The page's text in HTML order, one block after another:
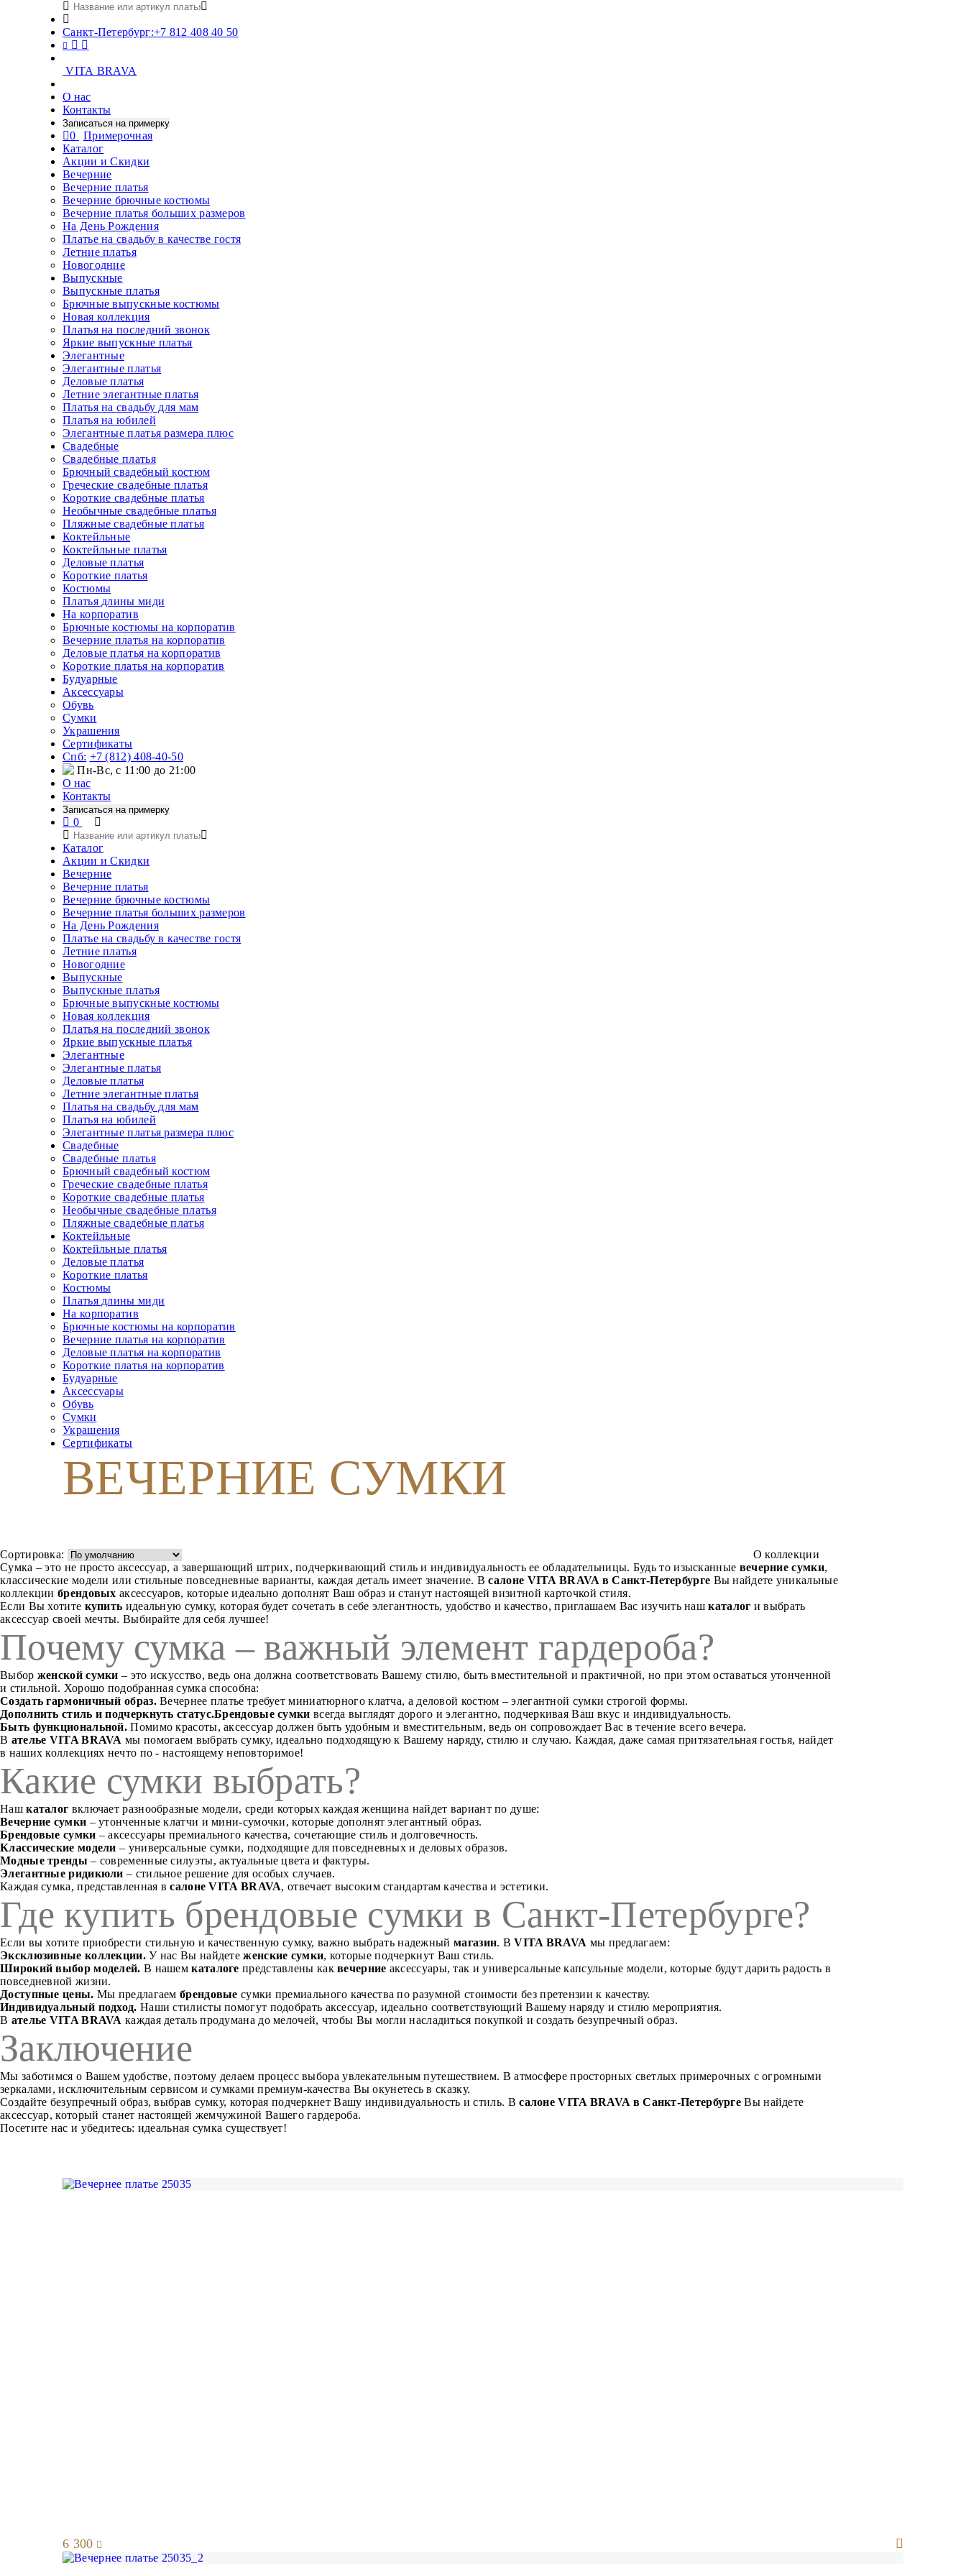
Санкт-Петербург:+7 812 408 40 50
VITA BRAVA
О нас
Контакты
Записаться на примерку
0
Примерочная
Каталог
Акции и Скидки
Вечерние
Вечерние платья
Вечерние брючные костюмы
Вечерние платья больших размеров
На День Рождения
Платье на свадьбу в качестве гостя
Летние платья
Новогодние
Выпускные
Выпускные платья
Брючные выпускные костюмы
Новая коллекция
Платья на последний звонок
Яркие выпускные платья
Элегантные
Элегантные платья
Деловые платья
Летние элегантные платья
Платья на свадьбу для мам
Платья на юбилей
Элегантные платья размера плюс
Свадебные
Свадебные платья
Брючный свадебный костюм
Греческие свадебные платья
Короткие свадебные платья
Необычные свадебные платья
Пляжные свадебные платья
Коктейльные
Коктейльные платья
Деловые платья
Короткие платья
Костюмы
Платья длины миди
На корпоратив
Брючные костюмы на корпоратив
Вечерние платья на корпоратив
Деловые платья на корпоратив
Короткие платья на корпоратив
Будуарные
Аксессуары
Обувь
Сумки
Украшения
Сертификаты
Спб: +7 (812) 408-40-50
Пн-Вс, с 11:00 до 21:00
О нас
Контакты
Записаться на примерку
0
Каталог
Акции и Скидки
Вечерние
Вечерние платья
Вечерние брючные костюмы
Вечерние платья больших размеров
На День Рождения
Платье на свадьбу в качестве гостя
Летние платья
Новогодние
Выпускные
Выпускные платья
Брючные выпускные костюмы
Новая коллекция
Платья на последний звонок
Яркие выпускные платья
Элегантные
Элегантные платья
Деловые платья
Летние элегантные платья
Платья на свадьбу для мам
Платья на юбилей
Элегантные платья размера плюс
Свадебные
Свадебные платья
Брючный свадебный костюм
Греческие свадебные платья
Короткие свадебные платья
Необычные свадебные платья
Пляжные свадебные платья
Коктейльные
Коктейльные платья
Деловые платья
Короткие платья
Костюмы
Платья длины миди
На корпоратив
Брючные костюмы на корпоратив
Вечерние платья на корпоратив
Деловые платья на корпоратив
Короткие платья на корпоратив
Будуарные
Аксессуары
Обувь
Сумки
Украшения
Сертификаты
ВЕЧЕРНИЕ СУМКИ
О коллекции
Сортировка:
Сумка – это не просто аксессуар, а завершающий штрих, подчеркивающий стиль и индивидуальность ее обладательницы. Будь то изысканные вечерние сумки,
классические модели или стильные повседневные варианты, каждая деталь имеет значение. Всалоне VITA BRAVA в Санкт-Петербурге Вы найдете уникальные
коллекциибрендовых аксессуаров, которые идеально дополнят Ваш образ и станут настоящей визитной карточкой стиля.
Если Вы хотите купить идеальную сумку, которая будет сочетать в себе элегантность, удобство и качество, приглашаем Вас изучить нашкаталог и выбрать
аксессуар своей мечты. Выбирайте для себя лучшее!
Почему сумка – важный элемент гардероба?
Выбор женской сумки – это искусство, ведь она должна соответствовать Вашему стилю, быть вместительной и практичной, но при этом оставаться утонченной
и стильной. Хорошо подобранная сумка способна:
Создать гармоничный образ.Вечернее платье требует миниатюрного клатча, а деловой костюм – элегантной сумки строгой формы.
Дополнить стиль и подчеркнуть статус.Брендовые сумки всегда выглядят дорого и элегантно, подчеркивая Ваш вкус и индивидуальность.
Быть функциональной. Помимо красоты, аксессуар должен быть удобным и вместительным, ведь он сопровождает Вас в течение всего вечера.
В ателье VITA BRAVA мы помогаем выбрать сумку, идеально подходящую к Вашему наряду, стилю и случаю. Каждая, даже самая притязательная гостья, найдет
в наших коллекциях нечто по - настоящему неповторимое!
Какие сумки выбрать?
Нашкаталог включает разнообразные модели, среди которых каждая женщина найдет вариант по душе:
Вечерние сумки – утонченные клатчи и мини-сумочки, которые дополнят элегантный образ.
Брендовые сумки – аксессуары премиального качества, сочетающие стиль и долговечность.
Классические модели – универсальные сумки, подходящие для повседневных и деловых образов.
Модные тренды – современные силуэты, актуальные цвета и фактуры.
Элегантные ридикюли – стильное решение для особых случаев.
Каждая сумка, представленная всалоне VITA BRAVA, отвечает высоким стандартам качества и эстетики.
Где купить брендовые сумки в Санкт-Петербурге?
Если вы хотите приобрести стильную и качественную сумку, важно выбрать надежный магазин. ВVITA BRAVA мы предлагаем:
Эксклюзивные коллекции.У нас Вы найдетеженские сумки, которые подчеркнут Ваш стиль.
Широкий выбор моделей. В нашемкаталоге представлены каквечерние аксессуары, так и универсальные капсульные модели, которые будут дарить радость в
повседневной жизни.
Доступные цены. Мы предлагаем брендовые сумки премиального качества по разумной стоимости без претензии к качеству.
Индивидуальный подход. Наши стилисты помогут подобрать аксессуар, идеально соответствующий Вашему наряду и стилю мероприятия.
В ателье VITA BRAVA каждая деталь продумана до мелочей, чтобы Вы могли насладиться покупкой и создать безупречный образ.
Заключение
Мы заботимся о Вашем удобстве, поэтому делаем процесс выбора увлекательным путешествием. В атмосфере просторных светлых примерочных с огромными
зеркалами, исключительным сервисом и сумками премиум-качества Вы окунетесь в сказку.
Создайте безупречный образ, выбрав сумку, которая подчеркнет Вашу индивидуальность и стиль. Всалоне VITA BRAVA в Санкт-Петербурге Вы найдете
аксессуар, который станет настоящей жемчужиной Вашего гардероба.
Посетите нас и убедитесь: идеальная сумка существует!
6 300